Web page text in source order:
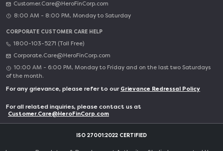
Customer.Care@HeroFinCorp.com
8:00 AM - 8:00 PM, Monday to Saturday
CORPORATE CUSTOMER CARE HELP
1800-103-5271 (Toll Free)
Corporate.Care@HeroFinCorp.com
10:00 AM - 6:00 PM, Monday to Friday and on the last two Saturdays
of the month.
For any grievance, please refer to our Grievance Redressal Policy
For all related inquiries, please contact us at
Customer.Care@HeroFinCorp.com
ISO 27001:2022 CERTIFIED